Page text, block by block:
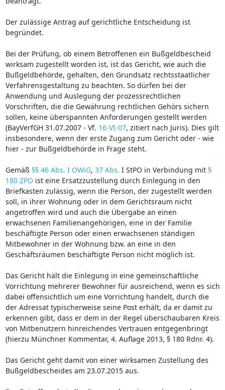
Der zulässige Antrag auf gerichtliche Entscheidung ist
begründet.
Bei der Prüfung, ob einem Betroffenen ein Bußgeldbescheid
wirksam zugestellt worden ist, ist das Gericht, wie auch die
Bußgeldbehörde, gehalten, den Grundsatz rechtsstaatlicher
Verfahrensgestaltung zu beachten. So dürfen bei der
Anwendung und Auslegung der prozessrechtlichen
Vorschriften, die die Gewährung rechtlichen Gehörs sichern
sollen, keine überspannten Anforderungen gestellt werden
(BayVerfGH 31.07.2007 - Vf. 16-VI-07, zitiert nach Juris). Dies gilt
insbesondere, wenn der erste Zugang zum Gericht oder - wie
hier - zur Bußgeldbehörde in Frage steht.
Gemäß §§ 46 Abs. I OWiG, 37 Abs. I StPO in Verbindung mit §
180 ZPO ist eine Ersatzzustellung durch Einlegung in den
Briefkasten zulässig, wenn die Person, der zugestellt werden
soll, in ihrer Wohnung oder in dem Gerichtsraum nicht
angetroffen wird und auch die Übergabe an einen
erwachsenen Familienangehörigen, eine in der Familie
beschäftigte Person oder einen erwachsenen ständigen
Mitbewohner in der Wohnung bzw. an eine in den
Geschäftsräumen beschäftigte Person nicht möglich ist.
Das Gericht hält die Einlegung in eine gemeinschaftliche
Vorrichtung mehrerer Bewohner für ausreichend, wenn es sich
dabei offensichtlich um eine Vorrichtung handelt, durch die
der Adressat typischerweise seine Post erhält, da er damit zu
erkennen gibt, dass er dem in der Regel überschaubaren Kreis
von Mitbenutzern hinreichendes Vertrauen entgegenbringt
(hierzu Münchner Kommentar, 4. Auflage 2013, § 180 Rdnr. 4).
Das Gericht geht damit von einer wirksamen Zustellung des
Bußgeldbescheides am 23.07.2015 aus.